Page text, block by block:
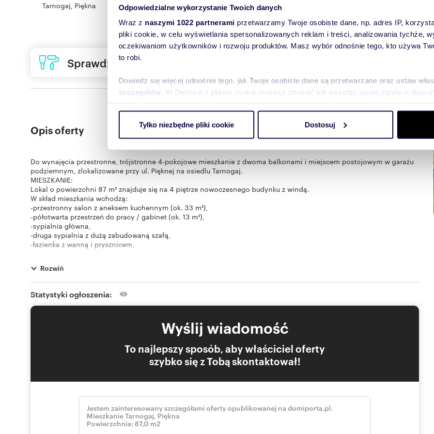
Odpowiedzialne wykorzystanie Twoich danych
Wraz z naszymi 1022 partnerami przetwarzamy Twoje osobiste dane, np. adres IP,
pliki cookie, w celu wyświetlania spersonalizowanych reklam i treści, analizowania tychże,
oczekiwaniom użytkowników i rozwoju produktów. Masz wybór odnośnie tego, kto używa
to robi.
Dowiedz się więcej odnośnie tego, jak Twoje osobiste dane są przetwarzane oraz ustaw
szczegółów . W Deklaracji plików cookie możesz zmienić lub wycofać swoją zgodę w
ruch w naszej witrynie. Informacje o tym, jak korzystasz z naszej witryny, udostępniamy
reklamowym i analitycznym. Partnerzy mogą połączyć te informacje z innymi danymi
uzyskanymi podczas korzystania z ich usług.
Tylko niezbędne pliki cookie Dostosuj
Tarnogaj, Piękna
Sprawdź ofertę usług remontowych
Opis oferty
Do wynajęcia przestronne, trójstronne 4-pokojowe mieszkanie z dwoma balkonami i miejscem postojowym w garażu
podziemnym, zlokalizowane przy ul. Pięknej na osiedlu Tarnogaj.
MIESZKANIE:
Lokal o powierzchni 87 m² znajduje się na 4 piętrze nowoczesnego budynku z windą.
W skład mieszkania wchodzą:
-przestronny salon z aneksem kuchennym (ok. 33 m²),
-półotwarta przestrzeń do pracy / gabinet (ok. 13 m²),
-sypialnia główna,
-druga sypialnia z dużą zabudowaną szafą,
-łazienka z wanną i prysznicem,
-przedpokój,
-2 balkony
Mieszkanie zostało urządzone w spójnym, ponadczasowym stylu i jest w pełni wyposażone w sprzęt AGD. Duże
przeszklenia zapewniają bardzo dobrą ilość światła dziennego przez cały dzień, a przemyślany układ daje realny
komfort życia - zarówno dla rodziny, jak i osób pracujących zdalnie.
dają dodatkową przestrzeń do odpoczynku.
Do mieszkania przynależy miejsce postojowe w garażu podziemnym.
Nieruchomość położona jest na spokojnym, dobrze zorganizowanym osiedlu Tarnogaj, które łączy wygodę
codziennego życia z szybkim dostępem do centrum.
-sklepy i punkty usługowe,
-tereny zielone – Park Tarnogajski i Park Wschodni,
-przystanki tramwajowe i autobusowe
Rozwiń
Statystyki ogłoszenia:
Wyślij wiadomość
To najlepszy sposób, aby właściciel oferty
szybko się z Tobą skontaktował!